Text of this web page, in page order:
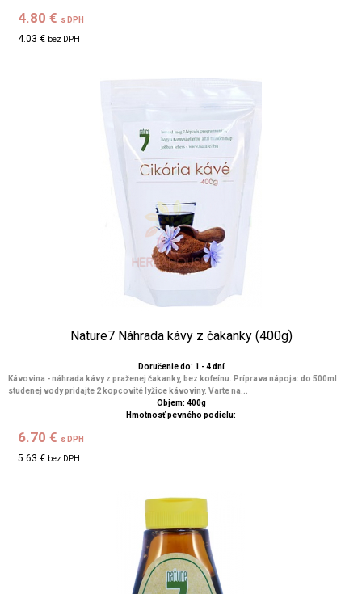
4.80 € s DPH
4.03 € bez DPH
Nature7 Náhrada kávy z čakanky (400g)
Doručenie do: 1 - 4 dní
Kávovina - náhrada kávy z praženej čakanky, bez kofeínu. Príprava nápoja: do 500ml
studenej vody pridajte 2 kopcovité lyžice kávoviny. Varte na...
Objem: 400g
Hmotnosť pevného podielu:
6.70 € s DPH
5.63 € bez DPH